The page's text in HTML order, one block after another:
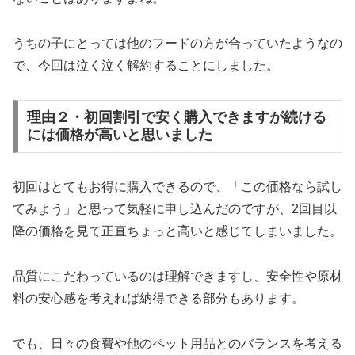
うちの子にとっては他のフードの方が合っていたようなの
で、今回は泣く泣く解約することにしました。
理由２・初回割引で安く購入できますが続ける
には価格が高いと思いました
初回はとてもお得に購入できるので、「この価格なら試し
てみよう」と思って気軽に申し込んだのですが、2回目以
降の価格を見て正直ちょっと高いと感じてしまいました。
品質にこだわっているのは理解できますし、安全性や原材
料の安心感を考えれば納得できる部分もあります。
でも、日々の食費や他のペット用品とのバランスを考える